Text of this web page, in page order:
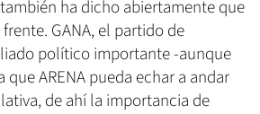
ha dicho abiertamente que
GANA, el partido de
político importante -aunque
ARENA pueda echar a andar
de ahí la importancia de